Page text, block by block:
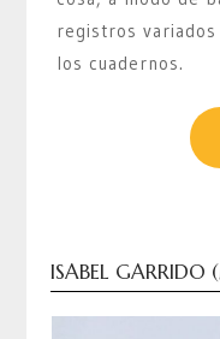
registros
los cuadernos.
ISABEL